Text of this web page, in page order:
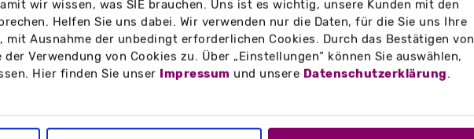
wir wissen, was SIE brauchen. Uns ist es wichtig, unsere Kunden mit den
Helfen Sie uns dabei. Wir verwenden nur die Daten, für die Sie uns Ihre
mit Ausnahme der unbedingt erforderlichen Cookies. Durch das Bestätigen von
der Verwendung von Cookies zu. Über „Einstellungen“ können Sie auswählen,
Hier finden Sie unser Impressum und unsere Datenschutzerklärung.
Werbemittel,
quadratischen Format